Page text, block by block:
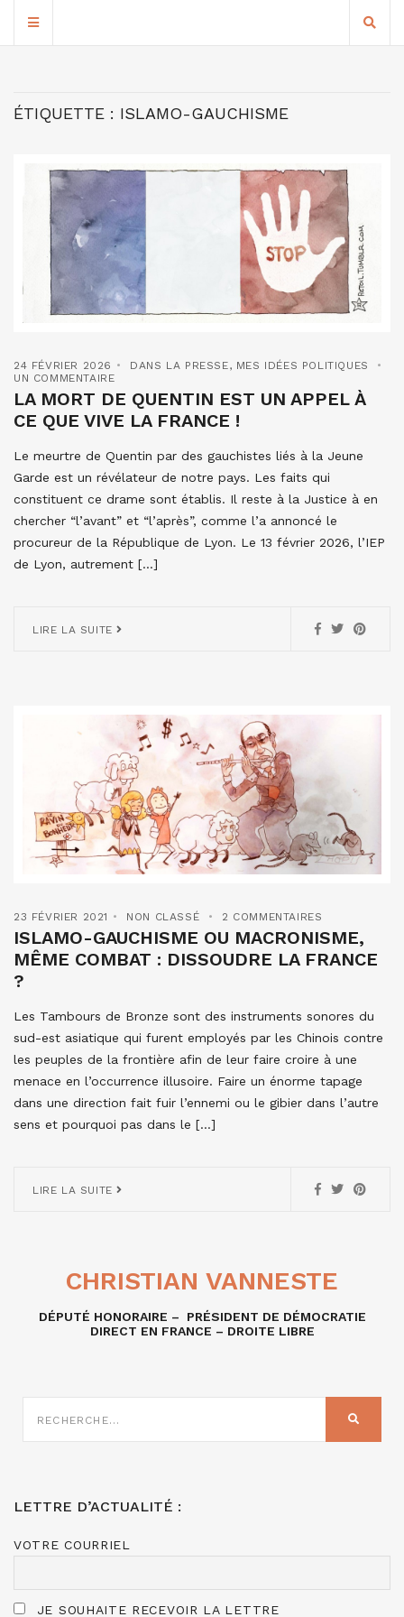
ÉTIQUETTE : ISLAMO-GAUCHISME
24 FÉVRIER 2026 DANS LA PRESSE, MES IDÉES POLITIQUES
UN COMMENTAIRE
LA MORT DE QUENTIN EST UN APPEL À
CE QUE VIVE LA FRANCE !
Le meurtre de Quentin par des gauchistes liés à la Jeune
Garde est un révélateur de notre pays. Les faits qui
constituent ce drame sont établis. Il reste à la Justice à en
chercher “l’avant” et “l’après”, comme l’a annoncé le
procureur de la République de Lyon. Le 13 février 2026, l’IEP
de Lyon, autrement […]
LIRE LA SUITE
23 FÉVRIER 2021 NON CLASSÉ 2 COMMENTAIRES
ISLAMO-GAUCHISME OU MACRONISME,
MÊME COMBAT : DISSOUDRE LA FRANCE
?
Les Tambours de Bronze sont des instruments sonores du
sud-est asiatique qui furent employés par les Chinois contre
les peuples de la frontière afin de leur faire croire à une
menace en l’occurrence illusoire. Faire un énorme tapage
dans une direction fait fuir l’ennemi ou le gibier dans l’autre
sens et pourquoi pas dans le […]
LIRE LA SUITE
CHRISTIAN VANNESTE
DÉPUTÉ HONORAIRE – PRÉSIDENT DE DÉMOCRATIE
DIRECT EN FRANCE – DROITE LIBRE
SUR
LETTRE D’ACTUALITÉ :
VOTRE COURRIEL
JE SOUHAITE RECEVOIR LA LETTRE